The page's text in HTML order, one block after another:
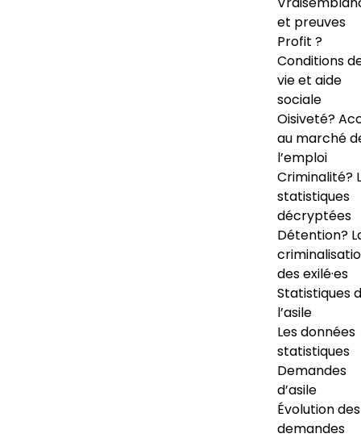
et preuves
Profit ?
Conditions
vie et aide
sociale
Oisiveté?
au marché
l’emploi
Criminalité?
statistiques
décryptées
Détention?
des exilé·es
Statistiques
l’asile
Les données
statistiques
Demandes
d’asile
Évolution des
demandes